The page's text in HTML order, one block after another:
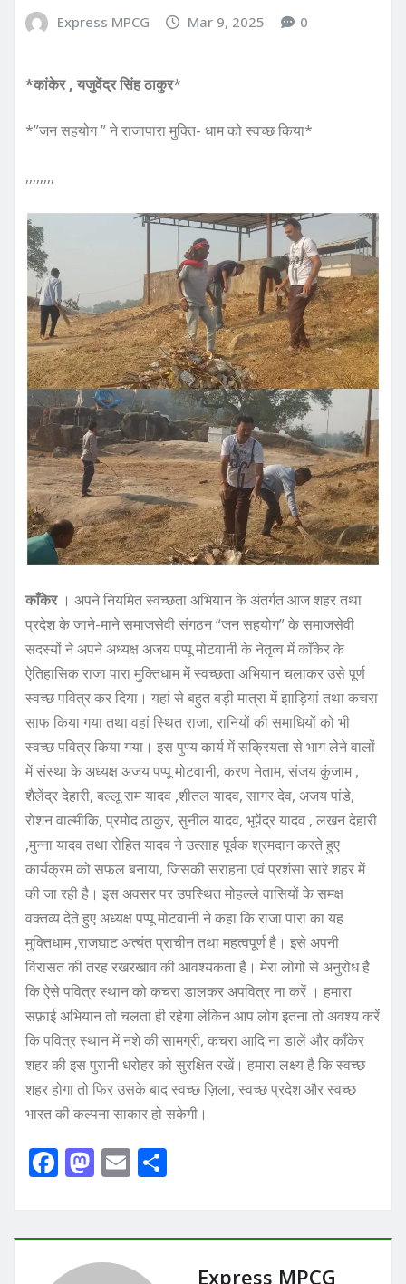
Express MPCG Mar 9, 2025 0
*कांकेर , यजुवेंद्र सिंह ठाकुर*
*”जन सहयोग ” ने राजापारा मुक्ति- धाम को स्वच्छ किया*
,,,,,,,,
काँकेर। अपने नियमित स्वच्छता अभियान के अंतर्गत आज शहर तथा
प्रदेश के जाने-माने समाजसेवी संगठन “जन सहयोग” के समाजसेवी
सदस्यों ने अपने अध्यक्ष अजय पप्पू मोटवानी के नेतृत्व में काँकेर के
ऐतिहासिक राजा पारा मुक्तिधाम में स्वच्छता अभियान चलाकर उसे पूर्ण
स्वच्छ पवित्र कर दिया। यहां से बहुत बड़ी मात्रा में झाड़ियां तथा कचरा
साफ किया गया तथा वहां स्थित राजा, रानियों की समाधियों को भी
स्वच्छ पवित्र किया गया। इस पुण्य कार्य में सक्रियता से भाग लेने वालों
में संस्था के अध्यक्ष अजय पप्पू मोटवानी, करण नेताम, संजय कुंजाम ,
शैलेंद्र देहारी, बल्लू राम यादव ,शीतल यादव, सागर देव, अजय पांडे,
रोशन वाल्मीकि, प्रमोद ठाकुर, सुनील यादव, भूपेंद्र यादव , लखन देहारी
,मुन्ना यादव तथा रोहित यादव ने उत्साह पूर्वक श्रमदान करते हुए
कार्यक्रम को सफल बनाया, जिसकी सराहना एवं प्रशंसा सारे शहर में
की जा रही है। इस अवसर पर उपस्थित मोहल्ले वासियों के समक्ष
वक्तव्य देते हुए अध्यक्ष पप्पू मोटवानी ने कहा कि राजा पारा का यह
मुक्तिधाम ,राजघाट अत्यंत प्राचीन तथा महत्वपूर्ण है। इसे अपनी
विरासत की तरह रखरखाव की आवश्यकता है। मेरा लोगों से अनुरोध है
कि ऐसे पवित्र स्थान को कचरा डालकर अपवित्र ना करें । हमारा
सफ़ाई अभियान तो चलता ही रहेगा लेकिन आप लोग इतना तो अवश्य करें
कि पवित्र स्थान में नशे की सामग्री, कचरा आदि ना डालें और काँकेर
शहर की इस पुरानी धरोहर को सुरक्षित रखें। हमारा लक्ष्य है कि स्वच्छ
शहर होगा तो फिर उसके बाद स्वच्छ ज़िला, स्वच्छ प्रदेश और स्वच्छ
भारत की कल्पना साकार हो सकेगी।
F
e
M
o
E
l e
Express MPCG